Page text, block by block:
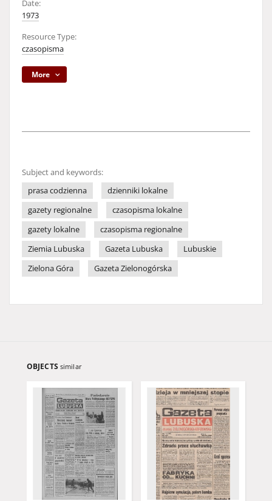
Date:
1973
Resource Type:
czasopisma
More
Subject and keywords:
prasa codzienna
dzienniki lokalne
gazety regionalne
czasopisma lokalne
gazety lokalne
czasopisma regionalne
Ziemia Lubuska
Gazeta Lubuska
Lubuskie
Zielona Góra
Gazeta Zielonogórska
OBJECTS similar